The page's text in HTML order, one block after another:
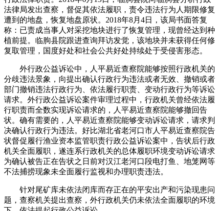
法律局发出查察，督促其依法履职，责令违法行为人期限修复
遭到的地盘，恢复地盘原状。2018年8月4日，该局书面答复
称：已责成当事人对采挖地块进行了恢复管理，现曾经达到种
植前提。临朐县院跟进查询拜访发觉，该地块并未获得任何修
复取管理，国度好处和社会公共好处持续处于受侵害形态。
外行政公益诉讼中，人平易近查察院能够按照行政机关的
分歧违法景象，向提出确认行政行为违法或者无效、撤销或者
部门撤销违法行政行为、依法履行职责、变动行政行为等诉讼
请求。外行政公益诉讼案件审理过程中，行政机关曾经依法履
行职责而全数实现诉讼请求的，人平易近查察院能够撤回告
状。确有需要的，人平易近查察院能够变动诉讼请求，请求判
决确认行政行为违法。好比湖北省老河口市人平易近查察院告
状督促履行渔业资本监管职责行政公益诉讼案中，告状后行政
机关全面履职，遂连系行政机关的总体履职环境变动诉讼请求
为确认被告正在告状之日前对汉江老河口段电打鱼、地笼网等
不法捕捞现象未全面履行监视和办理职责违法。
针对尾矿库未依法闭库而存正在的平安出产和污染现患问
题，查察机关提出查察，外行政机关仍未依法全面履职的环境